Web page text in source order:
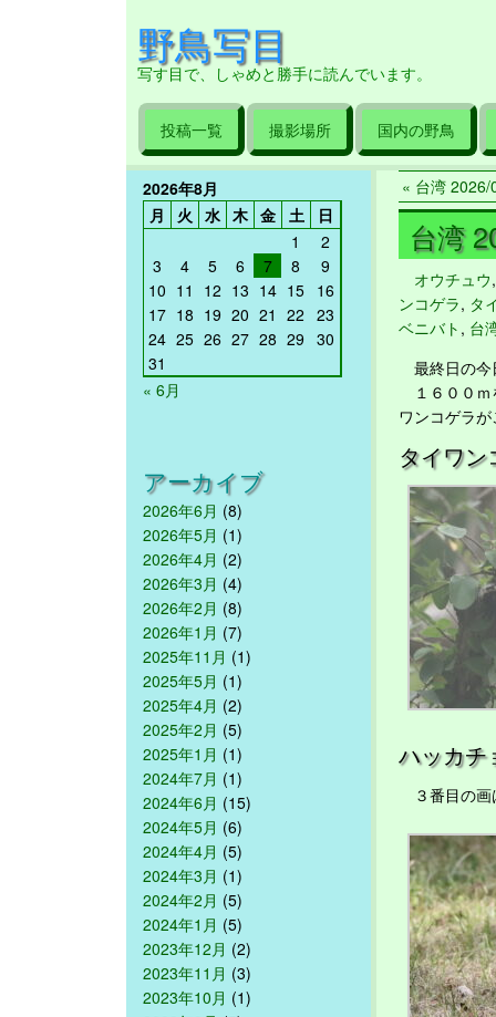
野鳥写目
写す目で、しゃめと勝手に読んでいます。
投稿一覧 撮影場所 国内の野鳥
2026年8月
月
火 水 木 金 土
日
1
2
3
4 5 6 7 8
9
10 11 12 13 14 15 16
17 18 19 20 21 22 23
24 25 26 27 28 29 30
31
« 6月
アーカイブ
2026年6月 (8)
2026年5月 (1)
2026年4月 (2)
2026年3月 (4)
2026年2月 (8)
2026年1月 (7)
2025年11月 (1)
2025年5月 (1)
2025年4月 (2)
2025年2月 (5)
2025年1月 (1)
2024年7月 (1)
2024年6月 (15)
2024年5月 (6)
2024年4月 (5)
2024年3月 (1)
2024年2月 (5)
2024年1月 (5)
2023年12月 (2)
2023年11月 (3)
2023年10月 (1)
« 台湾 2026/
台湾
オウチュウ
ンコゲラ, タ
ベニバト , 台
最終日の今
１６００ｍ
ワンコゲラ
タイワン
ハッカチ
３番目の画